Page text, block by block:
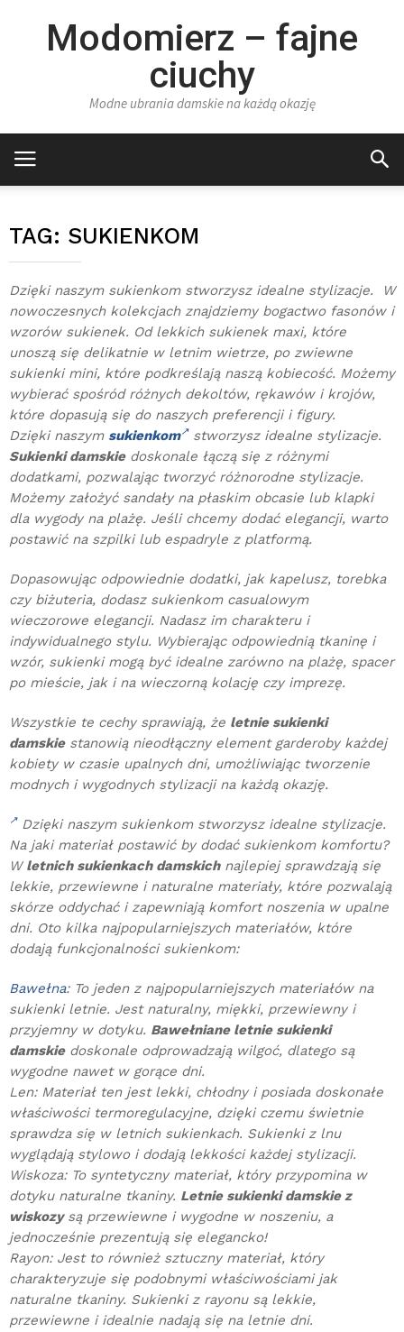
Modomierz – fajne
ciuchy
Modne ubrania damskie na każdą okazję
TAG: SUKIENKOM
Dzięki naszym sukienkom stworzysz idealne stylizacje. W
nowoczesnych kolekcjach znajdziemy bogactwo fasonów i
wzorów sukienek. Od lekkich sukienek maxi, które
unoszą się delikatnie w letnim wietrze, po zwiewne
sukienki mini, które podkreślają naszą kobiecość. Możemy
wybierać spośród różnych dekoltów, rękawów i krojów,
które dopasują się do naszych preferencji i figury.
Dzięki naszym sukienkom stworzysz idealne stylizacje.
Sukienki damskiedoskonale łączą się z różnymi
dodatkami, pozwalając tworzyć różnorodne stylizacje.
Możemy założyć sandały na płaskim obcasie lub klapki
dla wygody na plażę. Jeśli chcemy dodać elegancji, warto
postawić na szpilki lub espadryle z platformą.
Dopasowując odpowiednie dodatki, jak kapelusz, torebka
czy biżuteria, dodasz sukienkom casualowym
wieczorowe elegancji. Nadasz im charakteru i
indywidualnego stylu. Wybierając odpowiednią tkaninę i
wzór, sukienki mogą być idealne zarówno na plażę, spacer
po mieście, jak i na wieczorną kolację czy imprezę.
Wszystkie te cechy sprawiają, że letnie sukienki
damskiestanowią nieodłączny element garderoby każdej
kobiety w czasie upalnych dni, umożliwiając tworzenie
modnych i wygodnych stylizacji na każdą okazję.
Dzięki naszym sukienkom stworzysz idealne stylizacje.
Na jaki materiał postawić by dodać sukienkom komfortu?
W letnich sukienkach damskichnajlepiej sprawdzają się
lekkie, przewiewne i naturalne materiały, które pozwalają
skórze oddychać i zapewniają komfort noszenia w upalne
dni. Oto kilka najpopularniejszych materiałów, które
dodają funkcjonalności sukienkom:
Bawełna: To jeden z najpopularniejszych materiałów na
sukienki letnie. Jest naturalny, miękki, przewiewny i
przyjemny w dotyku. Bawełniane letnie sukienki
damskiedoskonale odprowadzają wilgoć, dlatego są
wygodne nawet w gorące dni.
Len: Materiał ten jest lekki, chłodny i posiada doskonałe
właściwości termoregulacyjne, dzięki czemu świetnie
sprawdza się w letnich sukienkach. Sukienki z lnu
wyglądają stylowo i dodają lekkości każdej stylizacji.
Wiskoza: To syntetyczny materiał, który przypomina w
dotyku naturalne tkaniny. Letnie sukienki damskie z
wiskozysą przewiewne i wygodne w noszeniu, a
jednocześnie prezentują się elegancko!
Rayon: Jest to również sztuczny materiał, który
charakteryzuje się podobnymi właściwościami jak
naturalne tkaniny. Sukienki z rayonu są lekkie,
przewiewne i idealnie nadają się na letnie dni.